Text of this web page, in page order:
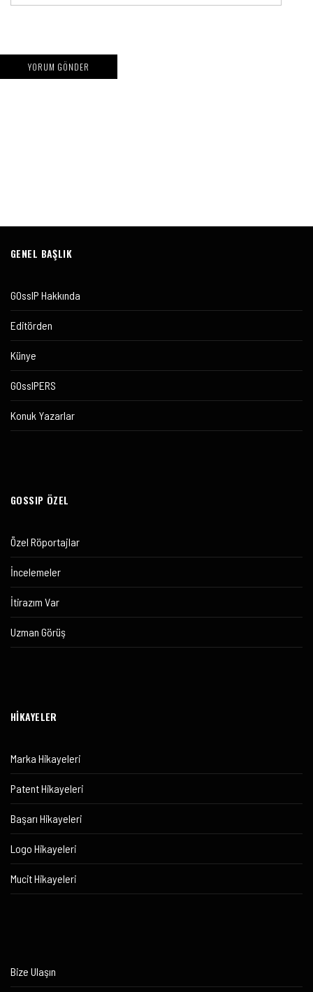
GENEL BAŞLIK
GOssIP Hakkında
Editörden
Künye
GOssIPERS
Konuk Yazarlar
GOSSIP ÖZEL
Özel Röportajlar
İncelemeler
İtirazım Var
Uzman Görüş
HİKAYELER
Marka Hikayeleri
Patent Hikayeleri
Başarı Hikayeleri
Logo Hikayeleri
Mucit Hikayeleri
Bize Ulaşın